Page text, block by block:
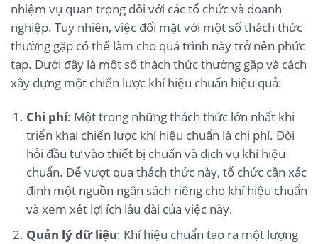
nhiệm vụ quan trọng đối với các tổ chức và doanh
nghiệp. Tuy nhiên, việc đối mặt với một số thách thức
thường gặp có thể làm cho quá trình này trở nên phức
tạp. Dưới đây là một số thách thức thường gặp và cách
xây dựng một chiến lược khí hiệu chuẩn hiệu quả:
Chi phí: Một trong những thách thức lớn nhất khi
triển khai chiến lược khí hiệu chuẩn là chi phí. Đòi
hỏi đầu tư vào thiết bị chuẩn và dịch vụ khí hiệu
chuẩn. Để vượt qua thách thức này, tổ chức cần xác
định một nguồn ngân sách riêng cho khí hiệu chuẩn
và xem xét lợi ích lâu dài của việc này.
Quản lý dữ liệu: Khí hiệu chuẩn tạo ra một lượng